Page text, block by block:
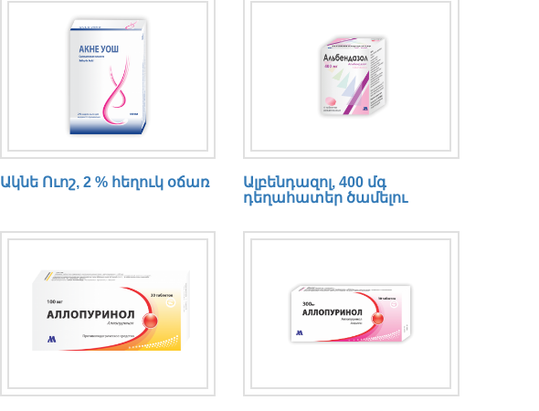
Ակնե Ուոշ, 2 % հեղուկ օճառ
Ալբենդազոլ, 400 մգ
դեղահատեր ծամելու